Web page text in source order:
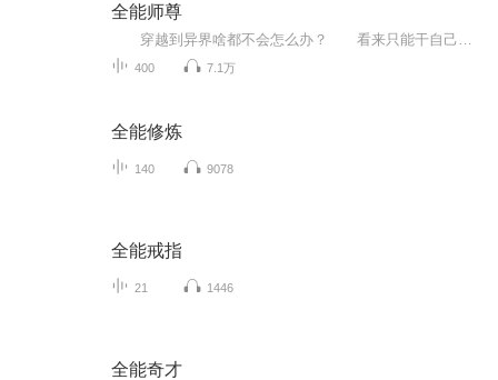
全能师尊
400 7.1万
全能修炼
140 9078
全能戒指
21 1446
全能奇才